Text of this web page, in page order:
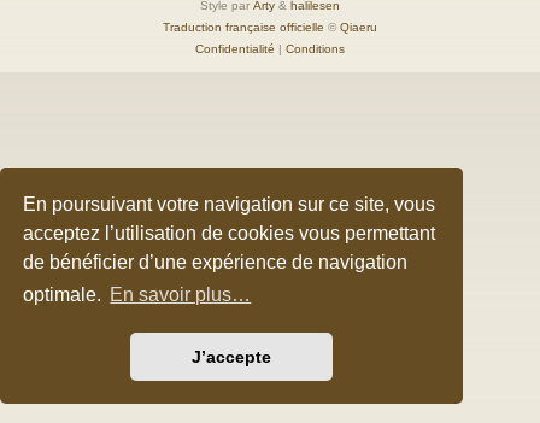
En poursuivant votre navigation sur ce site, vous
acceptez l’utilisation de cookies vous permettant
de bénéficier d’une expérience de navigation
optimale. En savoir plus…
J’accepte
Style par Arty & halilesen
Traduction française officielle © Qiaeru
Confidentialité | Conditions